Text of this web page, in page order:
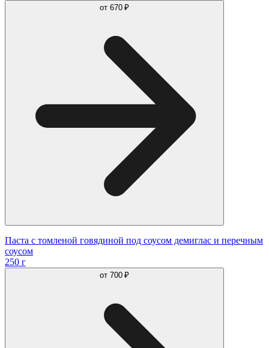
от 670 ₽
Паста с томленой говядиной под соусом демиглас и перечным
соусом
250 г
от 700 ₽